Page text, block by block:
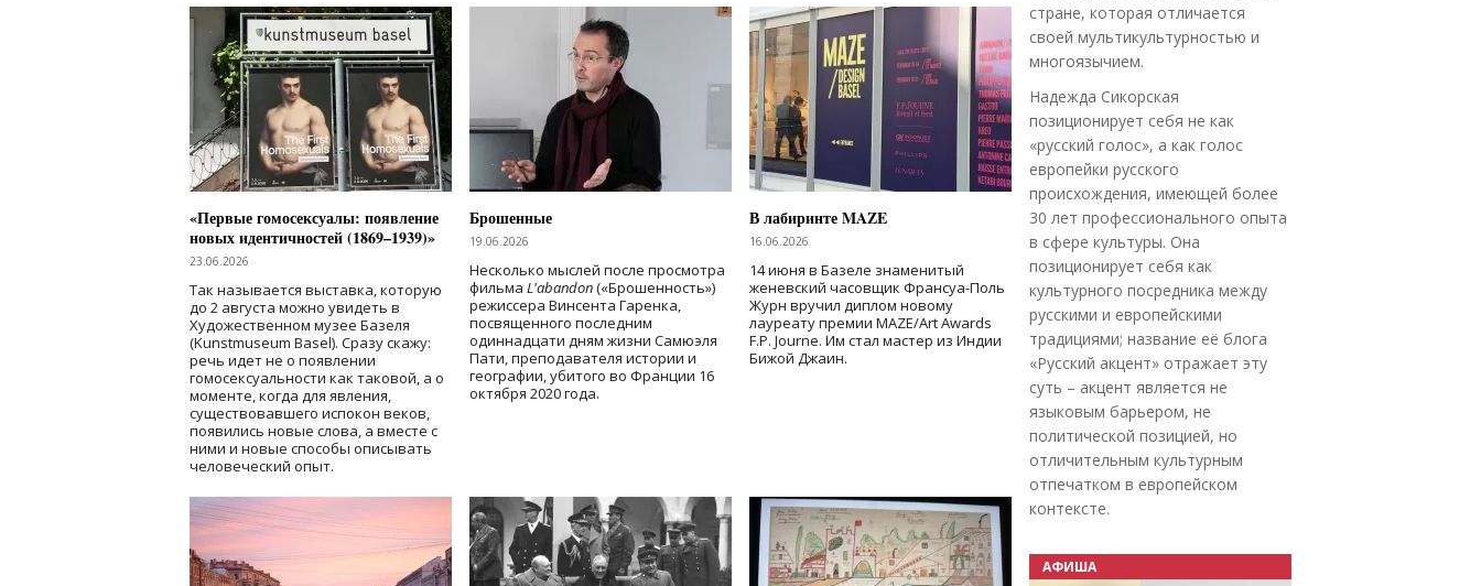
«Первые гомосексуалы: появление
новых идентичностей (1869–1939)»
23.06.2026
Так называется выставка, которую
до 2 августа можно увидеть в
Художественном музее Базеля
(Kunstmuseum Basel). Сразу скажу:
речь идет не о появлении
гомосексуальности как таковой, а о
моменте, когда для явления,
существовавшего испокон веков,
появились новые слова, а вместе с
ними и новые способы описывать
человеческий опыт.
Брошенные
19.06.2026
Несколько мыслей после просмотра
фильма L'abandon(«Брошенность»)
режиссера Винсента Гаренка,
посвященного последним
одиннадцати дням жизни Самюэля
Пати, преподавателя истории и
географии, убитого во Франции 16
октября 2020 года.
В лабиринте MAZE
16.06.2026
14 июня в Базеле знаменитый
женевский часовщик Франсуа-Поль
Журн вручил диплом новому
лауреату премии MAZE/Art Awards
F.P. Journe. Им стал мастер из Индии
Бижой Джаин.
стране, которая отличается
своей мультикультурностью и
многоязычием.
Надежда Сикорская
позиционирует себя не как
«русский голос», а как голос
европейки русского
происхождения, имеющей более
30 лет профессионального опыта
в сфере культуры. Она
позиционирует себя как
культурного посредника между
русскими и европейскими
традициями; название её блога
«Русский акцент» отражает эту
суть – акцент является не
языковым барьером, не
политической позицией, но
отличительным культурным
отпечатком в европейском
контексте.
АФИША